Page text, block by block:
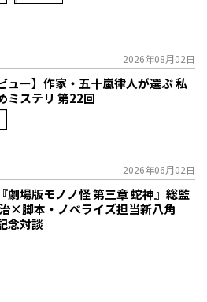
2026年08月02日
ュー】作家・五十嵐律人が選ぶ 私
ミステリ 第22回
2026年06月02日
劇場版モノノ怪 第三章 蛇神』総監
×脚本・ノベライズ担当新八角
念対談